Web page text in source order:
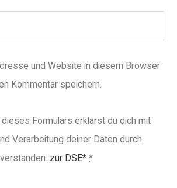
und Website in diesem Browser
Kommentar speichern.
Formulars erklärst du dich mit
Verarbeitung deiner Daten durch
zur DSE* *